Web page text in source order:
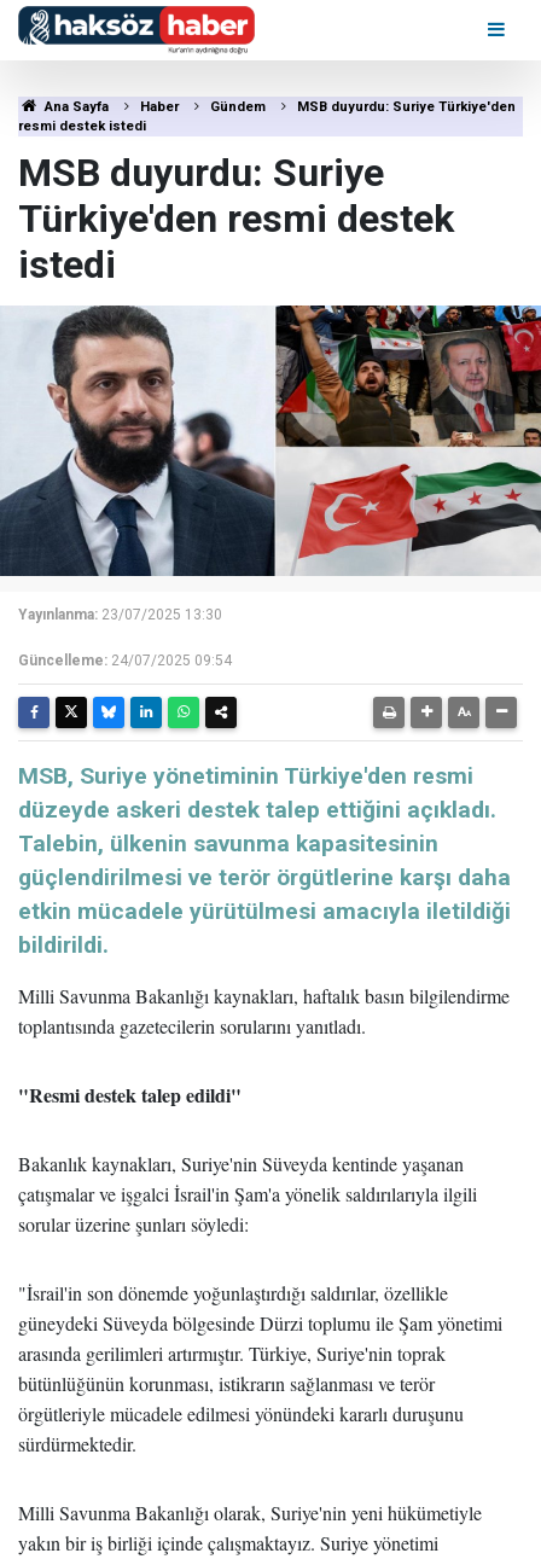
Ana Sayfa Haber Gündem
MSB duyurdu: Suriye Türkiye'den
resmi destek istedi
MSB duyurdu: Suriye
Türkiye'den resmi destek
istedi
Yayınlanma: 23/07/2025 13:30
Güncelleme: 24/07/2025 09:54
MSB, Suriye yönetiminin Türkiye'den resmi
düzeyde askeri destek talep ettiğini açıkladı.
Talebin, ülkenin savunma kapasitesinin
güçlendirilmesi ve terör örgütlerine karşı daha
etkin mücadele yürütülmesi amacıyla iletildiği
bildirildi.
Milli Savunma Bakanlığı kaynakları, haftalık basın bilgilendirme
toplantısında gazetecilerin sorularını yanıtladı.
"Resmi destek talep edildi"
Bakanlık kaynakları, Suriye'nin Süveyda kentinde yaşanan
çatışmalar ve işgalci İsrail'in Şam'a yönelik saldırılarıyla ilgili
sorular üzerine şunları söyledi:
"İsrail'in son dönemde yoğunlaştırdığı saldırılar, özellikle
güneydeki Süveyda bölgesinde Dürzi toplumu ile Şam yönetimi
arasında gerilimleri artırmıştır. Türkiye, Suriye'nin toprak
bütünlüğünün korunması, istikrarın sağlanması ve terör
örgütleriyle mücadele edilmesi yönündeki kararlı duruşunu
sürdürmektedir.
Milli Savunma Bakanlığı olarak, Suriye'nin yeni hükümetiyle
yakın bir iş birliği içinde çalışmaktayız. Suriye yönetimi